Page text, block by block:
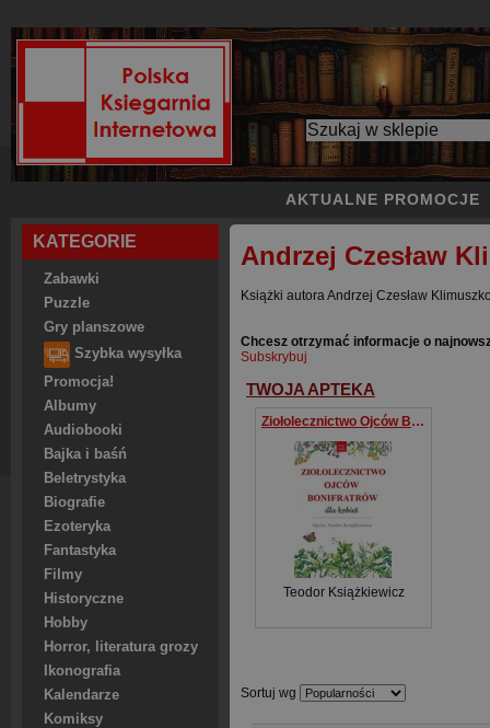
AKTUALNE PROMOCJE
KATEGORIE
Zabawki
Puzzle
Gry planszowe
Szybka wysyłka
Promocja!
Albumy
Audiobooki
Bajka i baśń
Beletrystyka
Biografie
Ezoteryka
Fantastyka
Filmy
Historyczne
Hobby
Horror, literatura grozy
Ikonografia
Kalendarze
Komiksy
Andrzej Czesław
Książki autora Andrzej Czesław
Chcesz otrzymać informacje o
Subskrybuj
TWOJA APTEKA
Ziołolecznictwo Ojców Bonifratrów dla kobiet
Teodor Książkiewicz
Sortuj wg